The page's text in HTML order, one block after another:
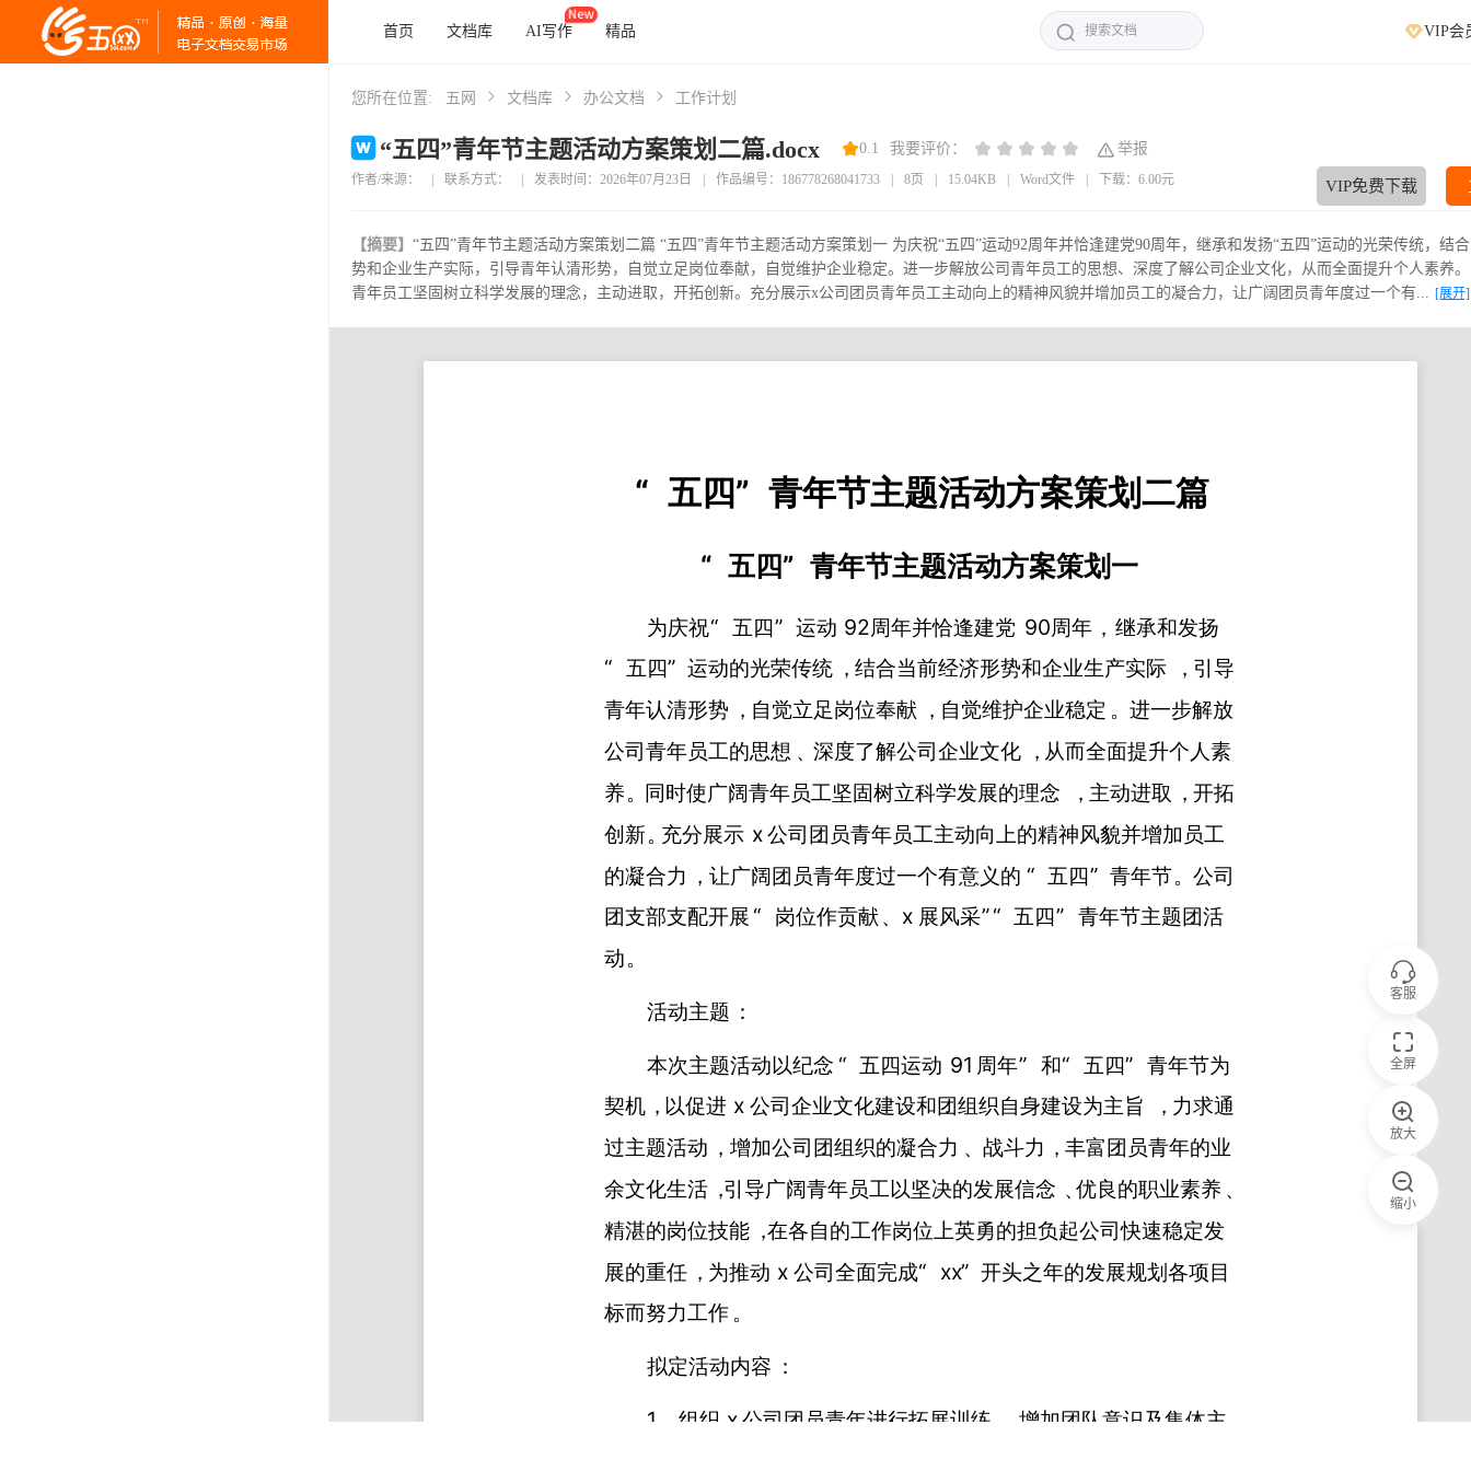
首页 文档库 AI写作 精品 VIP会
您所在位置: 五网 文档库 办公文档 工作计划
“五四”青年节主题活动方案策划二篇.docx 0.1 我要评价： 举报
作者/来源： 联系方式： 发表时间：2026年07月23日 作品编号：186778268041733 8页 15.04KB Word文件 下载：6.00元 VIP免费下载
【摘要】 “五四”青年节主题活动方案策划二篇 “五四”青年节主题活动方案策划一 为庆祝“五四”运动92周年并恰逢建党90周年，继承和发扬“五四”运动的光荣传统，结
势和企业生产实际，引导青年认清形势，自觉立足岗位奉献，自觉维护企业稳定。进一步解放公司青年员工的思想、深度了解公司企业文化，从而全面提升个人素养
青年员工坚固树立科学发展的理念，主动进取，开拓创新。充分展示x公司团员青年员工主动向上的精神风貌并增加员工的凝合力，让广阔团员青年度过一个有... [展开]
客服
全屏
放大
缩小